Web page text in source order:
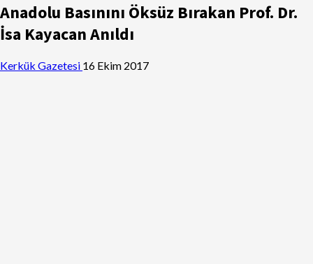
Anadolu Basınını Öksüz Bırakan Prof. Dr.
İsa Kayacan Anıldı
Kerkük Gazetesi 16 Ekim 2017